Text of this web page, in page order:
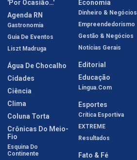
'Por Ocasião…'
Agenda RN
Gastronomia
Guia De Eventos
Liszt Madruga
Água De Chocalho
Cidades
Ciência
Clima
Coluna Torta
Crônicas Do Meio-
Fio
Esquina Do
Continente
Economia
Dinheiro & Negócios
Empreendedorismo
Gestão & Negócios
Notícias Gerais
Editorial
Educação
Língua.com
Esportes
Crítica Esportiva
EXTREME
Resultados
Fato & Fé